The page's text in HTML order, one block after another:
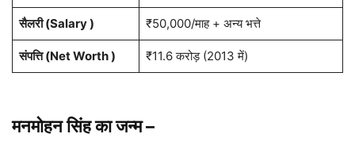
सैलरी (Salary ) ₹50,000/माह + अन्य भत्ते
संपत्ति (Net Worth ) ₹11.6 करोड़ (2013 में)
मनमोहन सिंह का जन्म–